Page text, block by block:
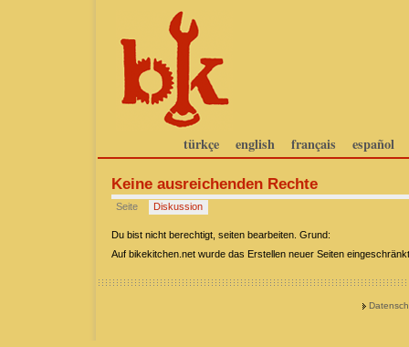
türkçe english français español
Keine ausreichenden Rechte
Seite Diskussion
Du bist nicht berechtigt, seiten bearbeiten. Grund:
Auf bikekitchen.net wurde das Erstellen neuer Seiten